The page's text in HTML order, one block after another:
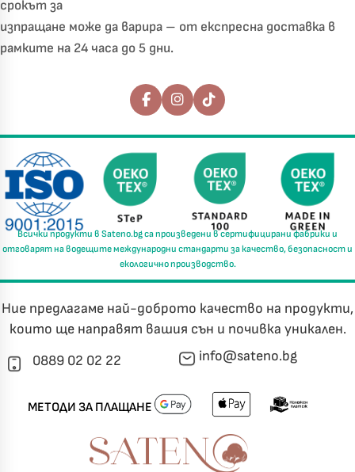
срокът за
изпращане може да варира – от експресна доставка в
рамките на 24 часа до 5 дни.
Последвайте ни
Всички продукти в Sateno.bgса произведени всертифицирани фабрики и
отговарят на водещите международни стандарти закачество, безопасност и
екологично производство.
Ние предлагаме най-доброто качество на продукти,
които ще направят вашия сън и почивка уникален.
0889 02 02 22
info@sateno.bg
МЕТОДИ ЗА ПЛАЩАНЕ